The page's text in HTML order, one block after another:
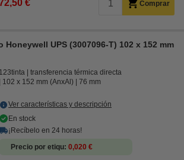
€ Comprar
Honeywell UPS (3007096-T) 102 x 152 mm
123tinta
transferencia térmica directa
102 x 152 mm (AnxAl)
76 mm
Ver características y descripción
En stock
¡Recíbelo en 24 horas!
Precio por etiqu 0,020 €